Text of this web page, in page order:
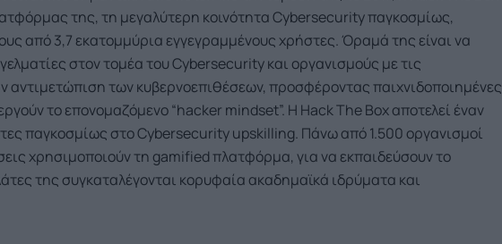
της, τη μεγαλύτερη κοινότητα Cybersecurity παγκοσμίως,
από 3,7 εκατομμύρια εγγεγραμμένους χρήστες. Όραμά της είναι να
στον τομέα του Cybersecurity και οργανισμούς με τις
αντιμετώπιση των κυβερνοεπιθέσεων, προσφέροντας παιχνιδοποιημένες
το επονομαζόμενο “hacker mindset”. Η Hack The Box αποτελεί έναν
παγκοσμίως στο Cybersecurity upskilling. Πάνω από 1.500 oργανισμοί
χρησιμοποιούν τη gamified πλατφόρμα, για να εκπαιδεύσουν το
της συγκαταλέγονται κορυφαία ακαδημαϊκά ιδρύματα και